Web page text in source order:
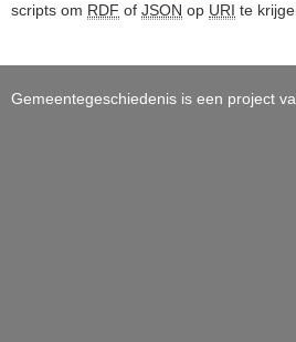
scripts om RDF of JSON op URI te
Gemeentegeschiedenis is een project